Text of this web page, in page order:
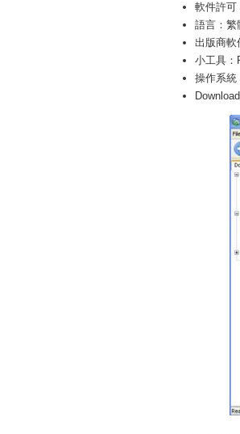
軟件許可
語言：繁
出版商軟
小工具：
操作系統